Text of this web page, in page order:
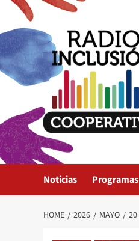
Skip
content
Noticias Programas
HOME 2026 MAYO 20